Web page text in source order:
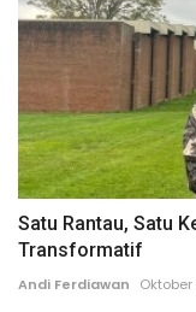
Satu Rantau, Satu
Transformatif
Andi Ferdiawan Oktober